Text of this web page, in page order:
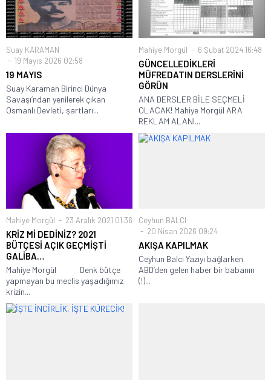
Suay KARAMAN
19 Mayıs 2026 02:58
19 MAYIS
Suay Karaman Birinci Dünya
Savaşı’ndan yenilerek çıkan
Osmanlı Devleti, şartları...
Mahiye Morgül 6 Şubat 2024 16:48
GÜNCELLEDİKLERİ
MÜFREDATIN DERSLERİNİ
GÖRÜN
ANA DERSLER BİLE SEÇMELİ
OLACAK! Mahiye Morgül ARA
REKLAM ALANI...
Mahiye Morgül 23 Aralık 2021 01:36
KRİZ Mİ DEDİNİZ? 2021
BÜTÇESİ AÇIK GEÇMİŞTİ
GALİBA…
Mahiye Morgül Denk bütçe
yapmayan bu meclis yaşadığımız
krizin...
Ceyhun BALCI
20 Nisan 2026 09:24
AKIŞA KAPILMAK
Ceyhun Balcı Yazıyı bağlarken
ABD’den gelen haber bir babanın
(!)...